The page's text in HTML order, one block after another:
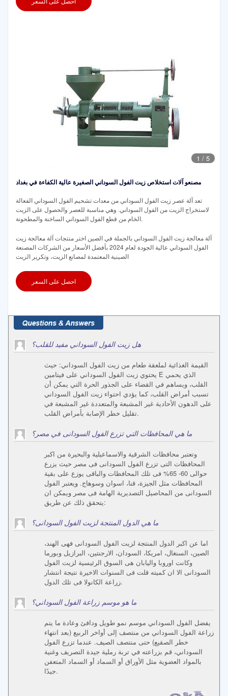
1 / 5
مصنعو آلات استخلاص زيت الفول السوداني الصغيرة عالية الكفاءة في بغداد
تعد آلة عصر زيت الفول السوداني من معدات تشحيم الفول السوداني الفعالة
لاستخراج الزيت من الفول السوداني. وهي مناسبة للعصر والحصول على الزيت
الخام من قطع الفول السوداني الساخنة والمطحونة.
آلة معالجة زيت الفول السوداني بالجملة في الصين اختر منتجات آلة معالجة زيت
الفول السوداني عالية الجودة لعام 2024 بأفضل الأسعار من الشركات المصنعة
الصينية المعتمدة لمصانع الزيت، وتكرير الزيت
احصل على السعر
هل زيت الفول السوداني مفيد للقلب؟
القيمة الغذائية لملعقة طعام من زيت الفول السوداني: حيث
يحتوي زيت الفول السوداني على فيتامين E الذي يحمي
القلب، ويساهم في القضاء على الجذور الحرة التي يمكن أن
تسبب أمراض القلب، كما يؤدي احتواء زيت الفول السوداني
على الدهون الأحادية غير المشبعة والمتعددة غير المشبعة في
تقليل خطر الإصابة بأمراض القلب.
ما هي المحافظات التي تزرع الفول السودانى في مصر؟
وتعتبر محافظات الشرقية والاسماعيلية والبحيرة من اكبر
المحافظات التى تزرع الفول السودانى فى مصر حيث يزرع
حوالى 60- 65% فى تلك المحافظات والباقى يوزع على بقية
المحافظات مثل الجيزة، قنا، اسوان وسوهاج. ويعتبر الفول
السودانى من المحاصيل التصديرية الهامة فى مصر ويمكن ان
يتحقق ذلك عن طريق:
ما هي الدول المنتجة لزيت الفول السودانى؟
اما عن اكبر الدول المنتجة لزيت الفول السودانى فهى الهند،
الصين، السنغال، امريكا، السودان، الارجنتين، البرازيل وبورما
وكانت اوروبا واليابان هى السوق الرئيسية لزيت الفول
السودانى الا ان كميته قلت فى السنوات الاخيرة نتيجة انتشار
زراعة الكانولا فى تلك الدول.
ما هو موسم زراعة الفول السوداني؟
يفضل الفول السوداني موسم نمو طويل ودافئ وعادة ما يتم
زراعة الفول السوداني من منتصف إلى أواخر الربيع (بعد انتهاء
خطر الصقيع) حتى منتصف الصيف. عندما تزرع الفول
السوداني، قم بزراعته في تربة رملية جيدة التصريف وغنية
بالمواد العضوية مثل الأوراق أو السماد أو السماد المتعفن
جيدًا.